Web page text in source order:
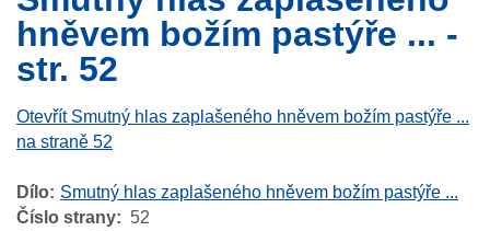
hněvem božím pastýře ... -
str. 52
Otevřít Smutný hlas zaplašeného hněvem božím pastýře ...
na straně 52
Dílo
Smutný hlas zaplašeného hněvem božím pastýře ...
Číslo strany
52